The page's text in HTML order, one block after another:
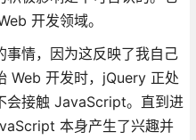
开发领域。
事情，因为这反映了我自己
Web 开发时，jQuery 正处
会接触 JavaScript。直到进
本身产生了兴趣并